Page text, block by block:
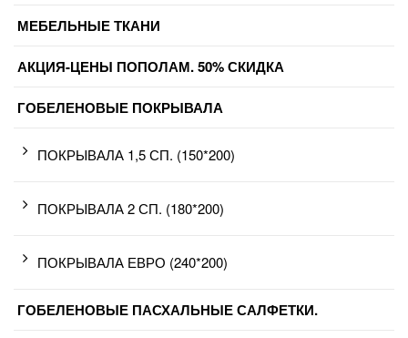
МЕБЕЛЬНЫЕ ТКАНИ
АКЦИЯ-ЦЕНЫ ПОПОЛАМ. 50% СКИДКА
ГОБЕЛЕНОВЫЕ ПОКРЫВАЛА
ПОКРЫВАЛА 1,5 СП. (150*200)
ПОКРЫВАЛА 2 СП. (180*200)
ПОКРЫВАЛА ЕВРО (240*200)
ГОБЕЛЕНОВЫЕ ПАСХАЛЬНЫЕ САЛФЕТКИ.